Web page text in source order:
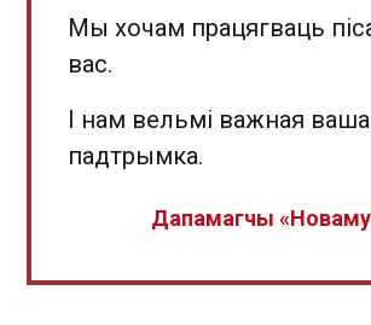
Мы хочам працягваць
вас.
І нам вельмі важная ваша
падтрымка.
Дапамагчы «Новаму